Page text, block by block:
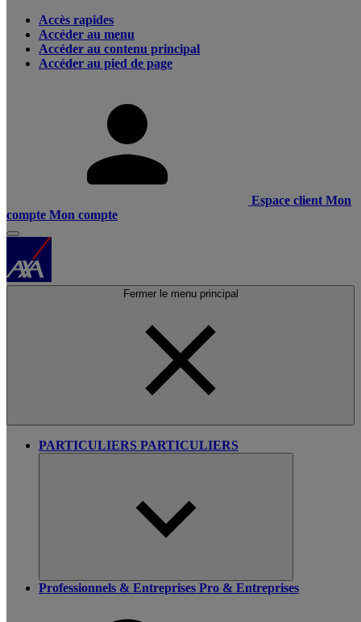
Accès rapides
Accéder au menu
Accéder au contenu principal
Accéder au pied de page
Espace client Mon
compte Mon compte
Fermer le menu principal
PARTICULIERS PARTICULIERS
Professionnels & Entreprises Pro & Entreprises